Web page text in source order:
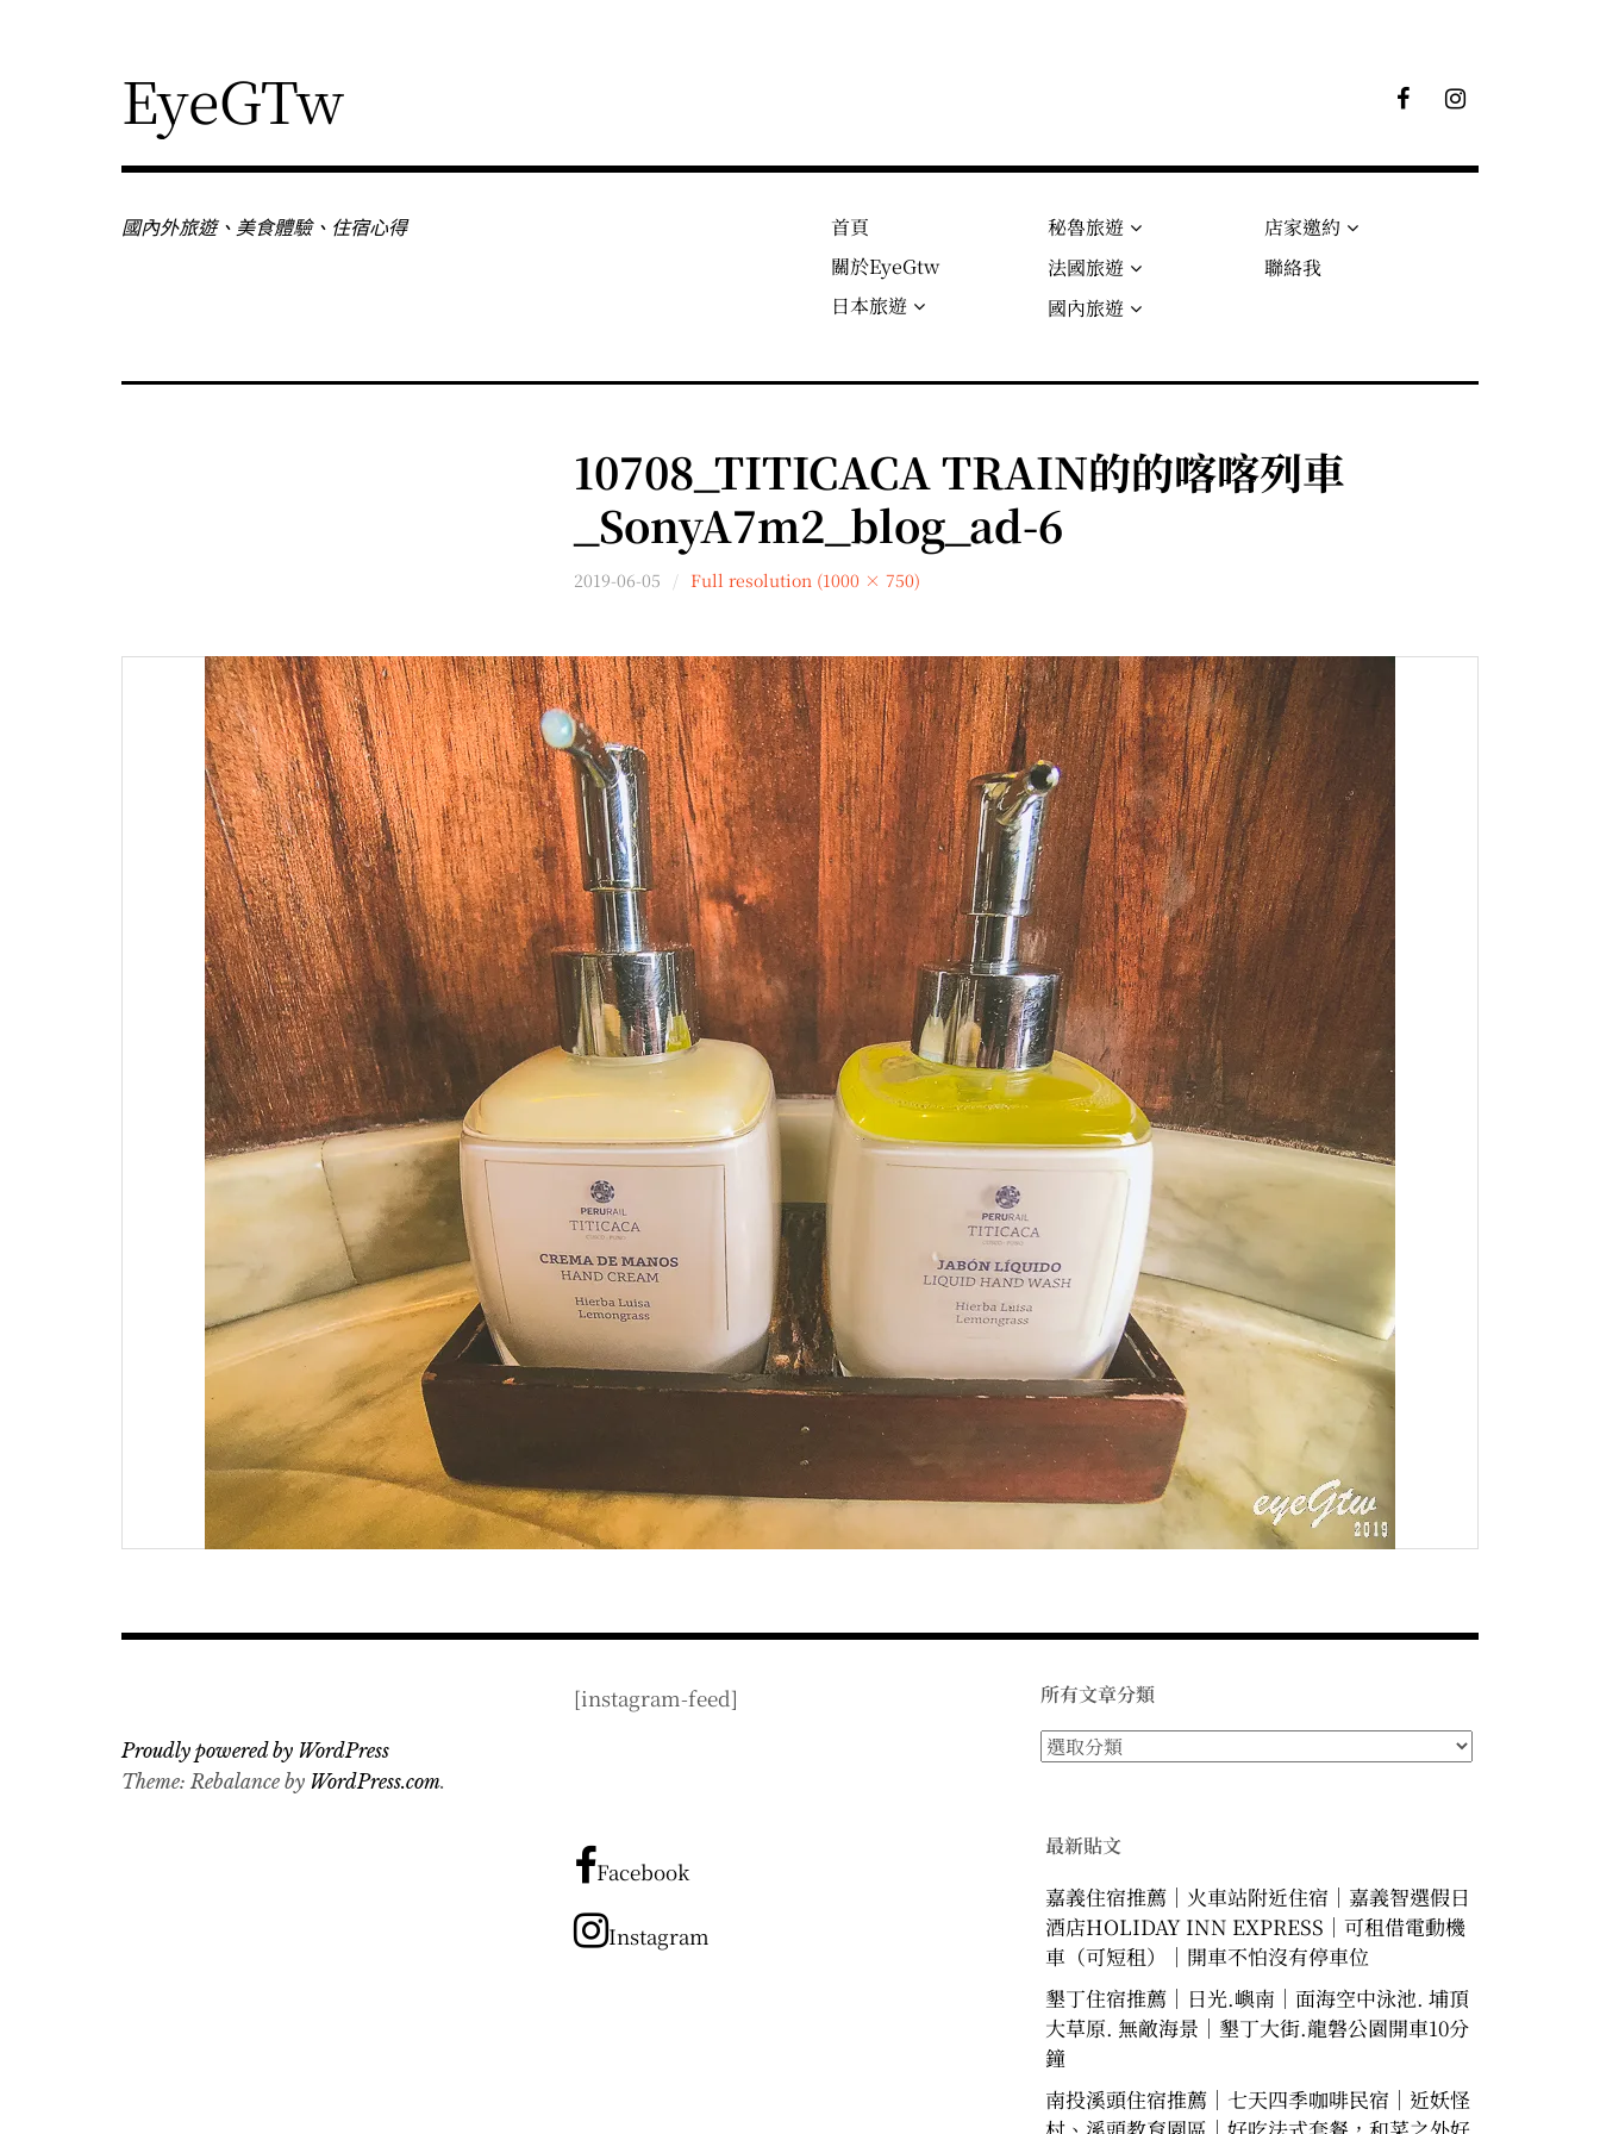
EyeGTw
絲
國內外旅遊、美食體驗、住宿心得
首頁
關於EyeGtw
日本旅遊
秘魯旅遊
法國旅遊
國內旅遊
店家邀約
聯絡我
10708_TITICACA TRAIN的的喀喀列車
_SonyA7m2_blog_ad-6
2019-06-05 Full resolution (1000 × 750)
[instagram-feed] 所有文章分類
所
章
分
類
Facebook
Instagram
最新貼文
嘉義住宿推薦｜火車站附近住宿｜嘉義智選假日
酒店HOLIDAY INN EXPRESS｜可租借電動機
車（可短租）｜開車不怕沒有停車位
墾丁住宿推薦｜日光.嶼南｜面海空中泳池. 埔頂
大草原. 無敵海景｜墾丁大街.龍磐公園開車10分
鐘
南投溪頭住宿推薦｜七天四季咖啡民宿｜近妖怪
Proudly powered by WordPress
Theme: Rebalance by WordPress.com.